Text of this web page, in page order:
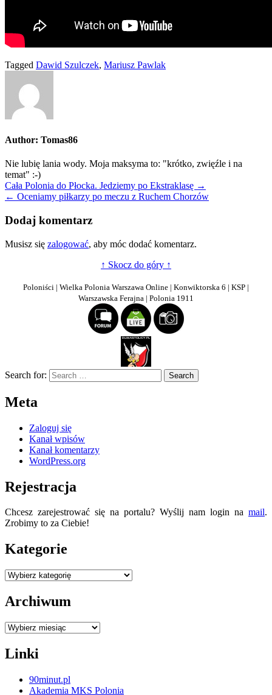
Tagged Dawid Szulczek, Mariusz Pawlak
Author: Tomas86
Nie lubię lania wody. Moja maksyma to: "krótko, zwięźle i na
temat" :-)
Nawigacja
wpisu
Cała Polonia do Płocka. Jedziemy po Ekstraklasę →
← Oceniamy piłkarzy po meczu z Ruchem Chorzów
Dodaj komentarz
Musisz się zalogować, aby móc dodać komentarz.
↑ Skocz do góry ↑
Poloniści | Wielka Polonia Warszawa Online | Konwiktorska 6 | KSP |
Warszawska Ferajna | Polonia 1911
Search for:
Meta
Zaloguj się
Kanał wpisów
Kanał komentarzy
WordPress.org
Rejestracja
Chcesz zarejestrować się na portalu? Wyślij nam login na mail.
Zrobimy to za Ciebie!
Kategorie
Kategorie
Archiwum
Archiwum
Linki
90minut.pl
Akademia MKS Polonia